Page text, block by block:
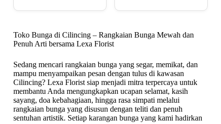
Toko Bunga di Cilincing – Rangkaian Bunga Mewah dan
Penuh Arti bersama Lexa Florist
Sedang mencari rangkaian bunga yang segar, memikat, dan
mampu menyampaikan pesan dengan tulus di kawasan
Cilincing? Lexa Florist siap menjadi mitra terpercaya untuk
membantu Anda mengungkapkan ucapan selamat, kasih
sayang, doa kebahagiaan, hingga rasa simpati melalui
rangkaian bunga yang disusun dengan teliti dan penuh
sentuhan artistik. Setiap karangan bunga yang kami hadirkan